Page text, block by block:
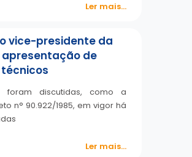
Ler mais...
vice-presidente da
de
foram discutidas, como a
n° 90.922/1985, em vigor há
Ler mais...